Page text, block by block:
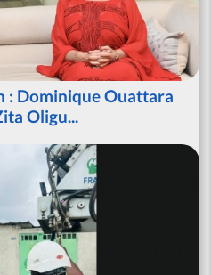
: Dominique Ouattara
Oligu...